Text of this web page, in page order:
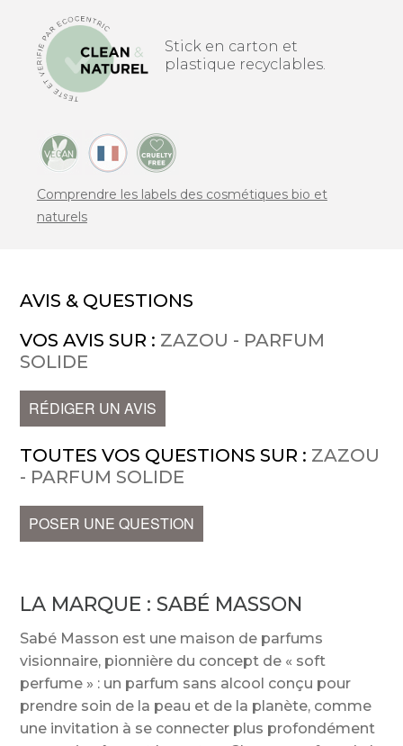
Stick en carton et
plastique recyclables.
Comprendre les labels des cosmétiques bio et
naturels
AVIS & QUESTIONS
VOS AVIS SUR : ZAZOU - PARFUM
SOLIDE
RÉDIGER UN AVIS
TOUTES VOS QUESTIONS SUR : ZAZOU
- PARFUM SOLIDE
POSER UNE QUESTION
LA MARQUE :SABÉ MASSON
Sabé Masson est une maison de parfums
visionnaire, pionnière du concept de « soft
perfume » : un parfum sans alcool conçu pour
prendre soin de la peau et de la planète, comme
une invitation à se connecter plus profondément